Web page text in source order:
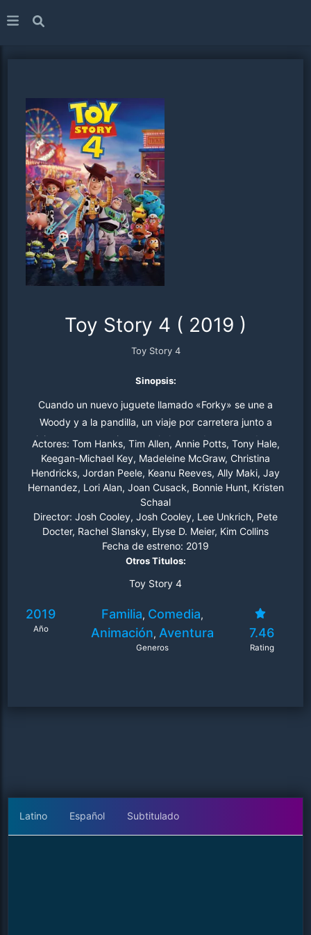
Toy Story 4 ( 2019 )
Toy Story 4
Sinopsis:
Cuando un nuevo juguete llamado «Forky» se une a
Woody y a la pandilla, un viaje por carretera junto a
viejos y nuevos amigos revela lo grande que puede ser
el mundo para un juguete.
Actores: Tom Hanks, Tim Allen, Annie Potts, Tony Hale,
Keegan-Michael Key, Madeleine McGraw, Christina
Hendricks, Jordan Peele, Keanu Reeves, Ally Maki, Jay
Hernandez, Lori Alan, Joan Cusack, Bonnie Hunt, Kristen
Schaal
Director: Josh Cooley, Josh Cooley, Lee Unkrich, Pete
Docter, Rachel Slansky, Elyse D. Meier, Kim Collins
Fecha de estreno: 2019
Otros Titulos:
Toy Story 4
2019
Año
Familia, Comedia,
Animación, Aventura
Generos
7.46
Rating
Latino Español Subtitulado